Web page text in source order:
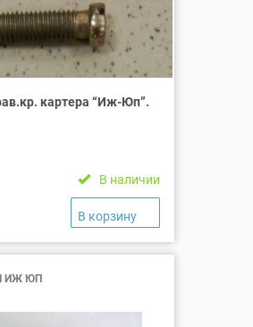
картера “Иж-Юп”.
В наличии
ИЖ ЮП